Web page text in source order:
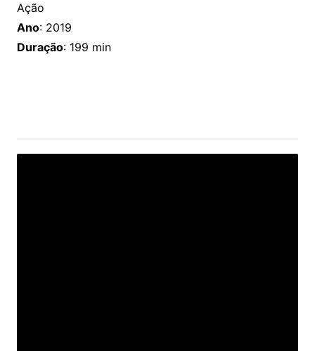
Ação
Ano: 2019
Duração: 199 min